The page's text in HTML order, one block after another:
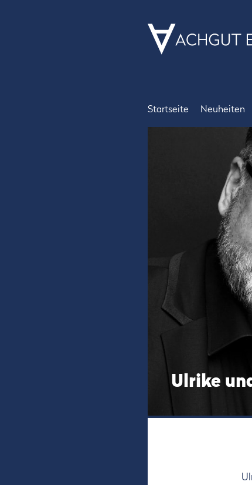
Startseite
Neuheiten
Ulrike